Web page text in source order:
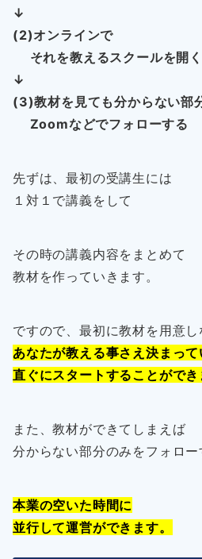
↓
(2)オンラインで
それを教えるスクールを開く
↓
(3)教材を見ても分からない部
Zoomなどでフォローする
先ずは、最初の受講生には
１対１で講義をして
その時の講義内容をまとめて
教材を作っていきます。
ですので、最初に教材を用意し
あなたが教える事さえ決まっ
直ぐにスタートすることができ
また、教材ができてしまえば
分からない部分のみをフォロ
本業の空いた時間に
並行して運営ができます。